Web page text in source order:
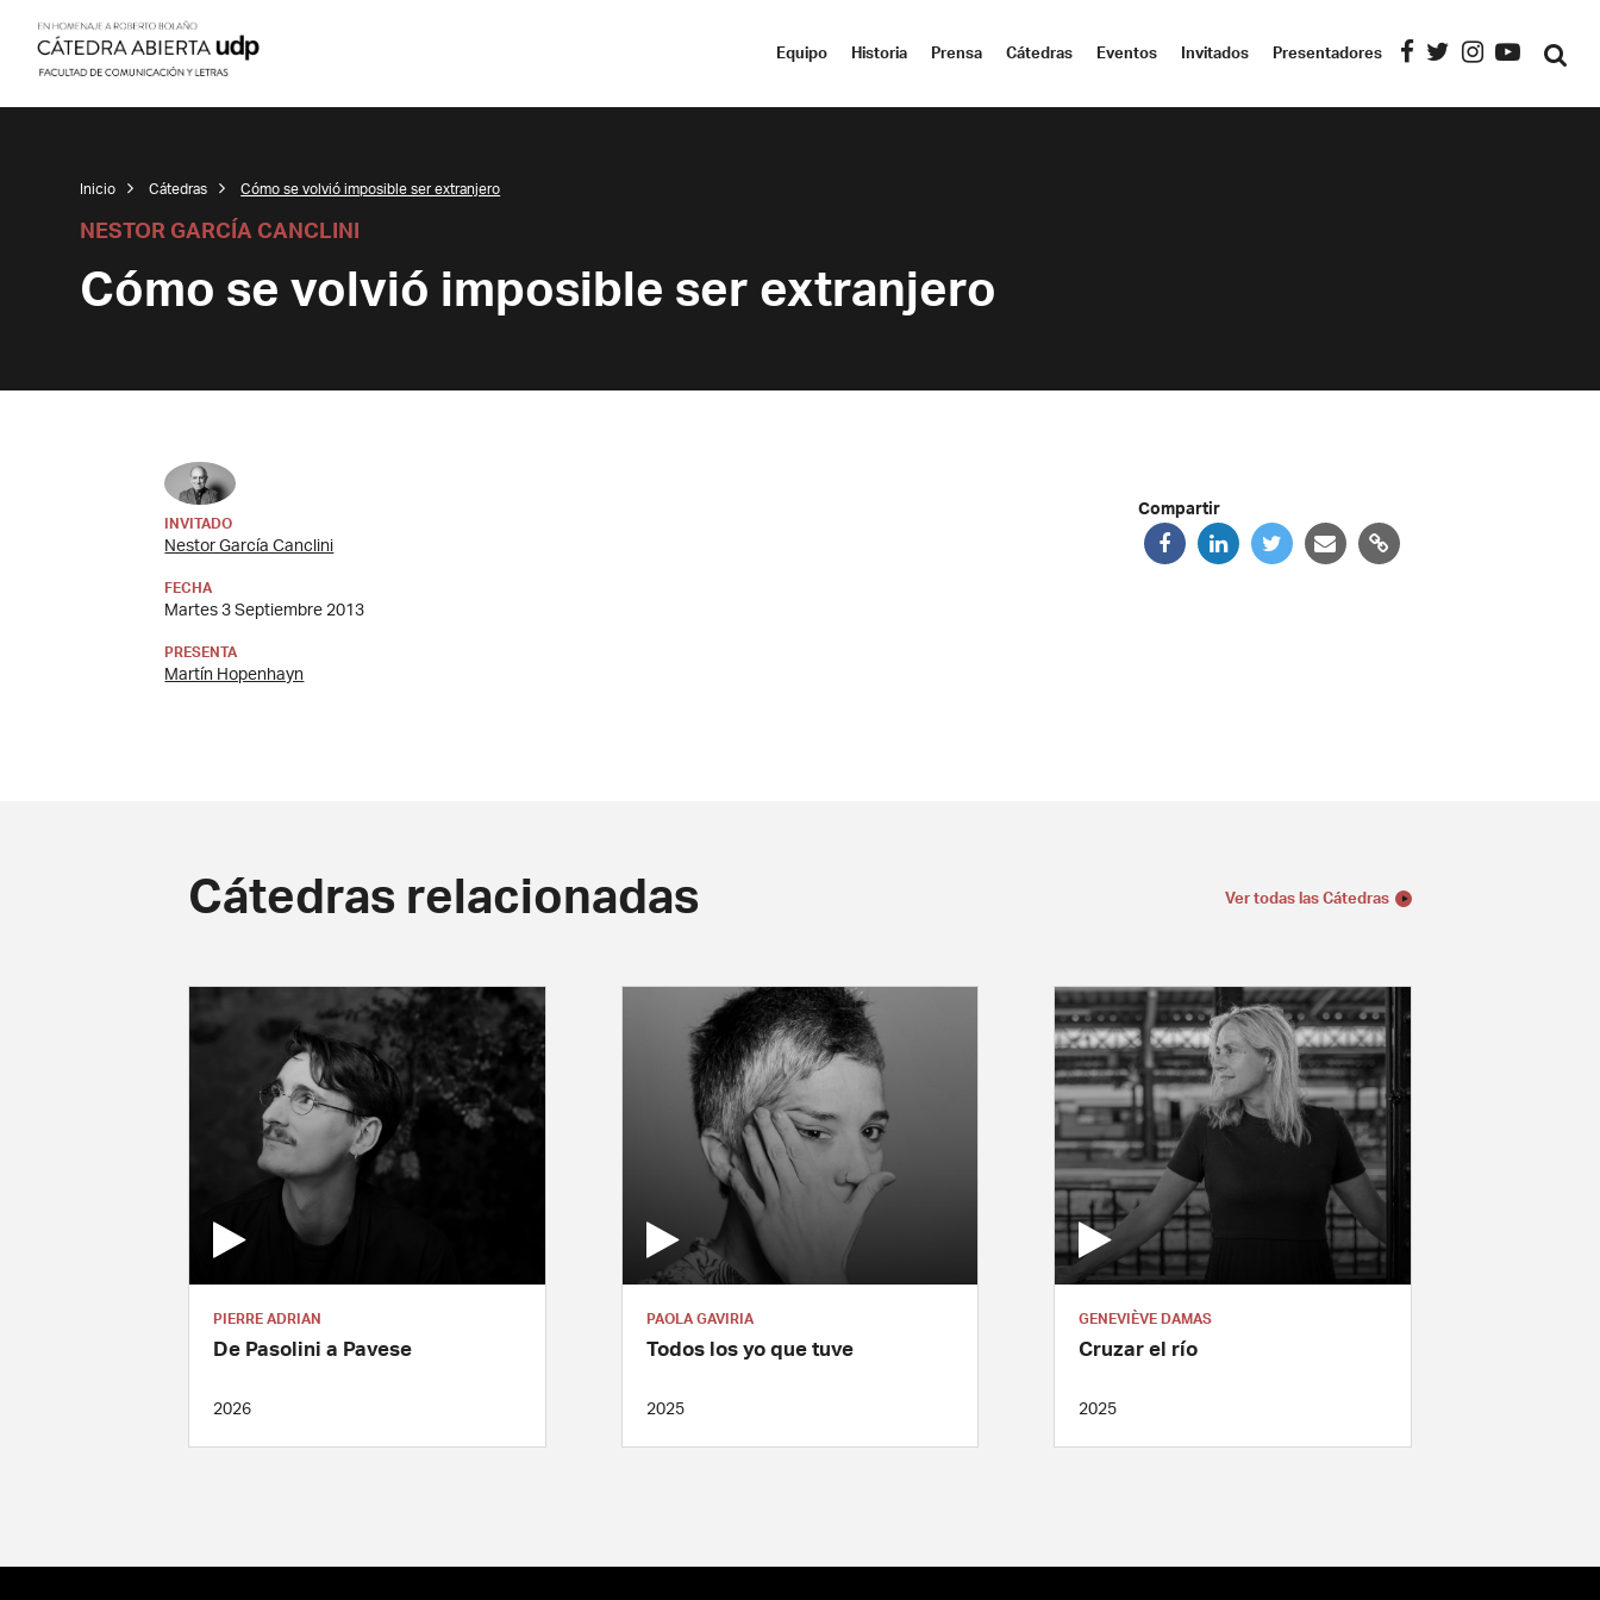
Equipo Historia Prensa Cátedras Eventos Invitados Presentadores
Inicio Cátedras Cómo se volvió imposible ser extranjero
NESTOR GARCÍA CANCLINI
Cómo se volvió imposible ser extranjero
INVITADO
Nestor García Canclini
FECHA
Martes 3 Septiembre 2013
PRESENTA
Martín Hopenhayn
Compartir
Cátedras relacionadas Ver todas las Cátedras
PIERRE ADRIAN
De Pasolini a Pavese
2026
PAOLA GAVIRIA
Todos los yo que tuve
2025
GENEVIÈVE DAMAS
Cruzar el río
2025